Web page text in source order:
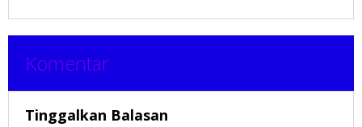
Komentar
Tinggalkan Balasan